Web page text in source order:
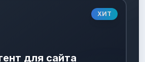
ХИТ
для сайта